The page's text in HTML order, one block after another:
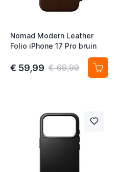
Nomad Modern Leather
Folio iPhone 17 Pro bruin
€ 59,99 € 69,99